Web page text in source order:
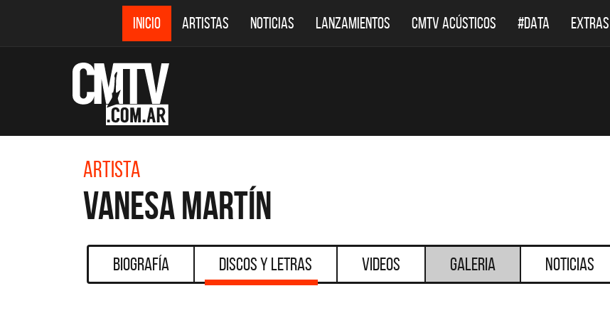
INICIO ARTISTAS NOTICIAS LANZAMIENTOS CMTV ACÚSTICOS #DATA EXTRAS
Artista
Vanesa Martín
Biografía Discos y Letras Videos Galeria Noticias
DESTACADOS DESTACADOS